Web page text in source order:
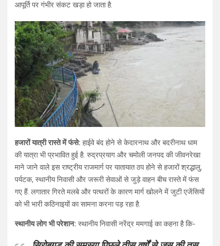
आपूर्ति पर गंभीर संकट खड़ा हो जाता है.
हजारों यात्री रास्ते में फंसे:हाईवे बंद होने से केदारनाथ और बदरीनाथ धाम
की यात्रा भी प्रभावित हुई है. रुद्रप्रयाग और चमोली जनपद की जीवनरेखा
माने जाने वाले इस राष्ट्रीय राजमार्ग पर यातायात ठप होने से हजारों श्रद्धालु,
पर्यटक, स्थानीय निवासी और जरूरी सेवाओं से जुड़े वाहन बीच रास्ते में फंस
गए हैं. लगातार गिरते मलबे और पत्थरों के कारण मार्ग खोलने में जुटी एजेंसियों
को भी भारी कठिनाइयों का सामना करना पड़ रहा है.
स्थानीय लोग भी परेशान:स्थानीय निवासी नरेंद्र ममगाई का कहना है कि-